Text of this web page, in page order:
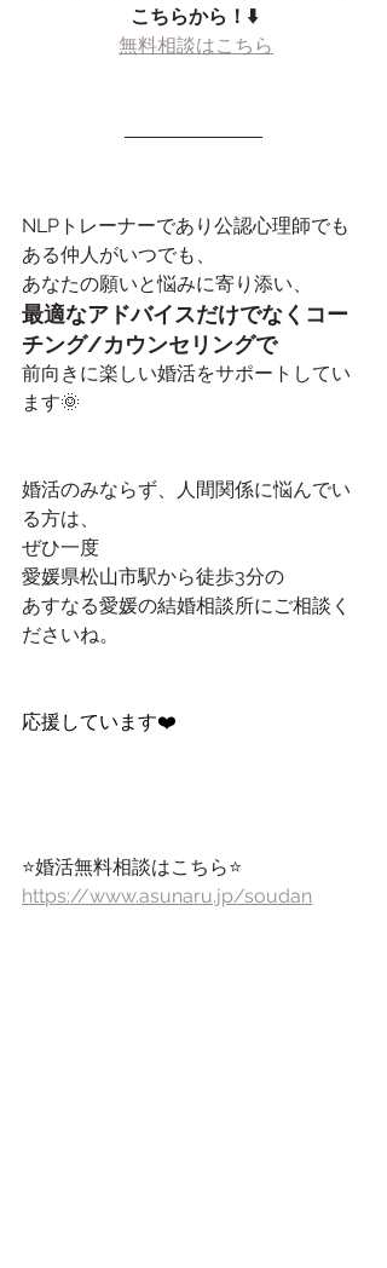
こちらから！⬇️
無料相談はこちら
NLPトレーナーであり公認心理師でも
ある仲人がいつでも、
あなたの願いと悩みに寄り添い、
最適なアドバイスだけでなくコー
チング/カウンセリングで
前向きに楽しい婚活をサポートしてい
ます🌞
婚活のみならず、人間関係に悩んでい
る方は、
ぜひ一度
愛媛県松山市駅から徒歩3分の
あすなる愛媛の結婚相談所にご相談く
ださいね。
応援しています❤️
⭐️婚活無料相談はこちら⭐️
https://www.asunaru.jp/soudan